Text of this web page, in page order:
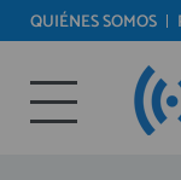
REPUESTOS
REPUESTOS
Bienvenid@ otra
YA SOY
QUIÉNES SOMOS